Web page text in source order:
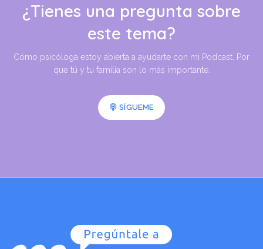
¿Tienes una pregunta sobre
este tema?
Cómo psicóloga estoy abierta a ayudarte con mi Podcast. Por
que tú y tu familia son lo más importante.
SÍGUEME